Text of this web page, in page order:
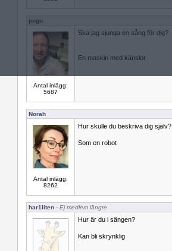
pogu
Antal inlägg:
5687
Ska jag sjunga en sång för dig?
En maskin med känslor
Norah
Antal inlägg:
8262
Hur skulle du beskriva dig själv?
Som en robot
har1liten - Ej medlem längre
Hur är du i sängen?
Kan bli skrynklig